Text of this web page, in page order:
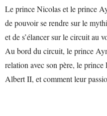
Le prince Nicolas et le prince
de pouvoir se rendre sur le
et de s’élancer sur le circuit au
Au bord du circuit, le prince
relation avec son père, le
Albert II, et comment leur